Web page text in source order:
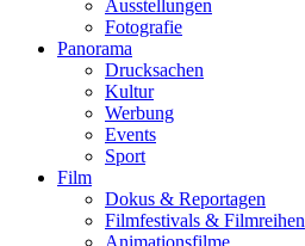
Ausstellungen
Fotografie
Panorama
Drucksachen
Kultur
Werbung
Events
Sport
Film
Dokus & Reportagen
Filmfestivals & Filmreihen
Animationsfilme